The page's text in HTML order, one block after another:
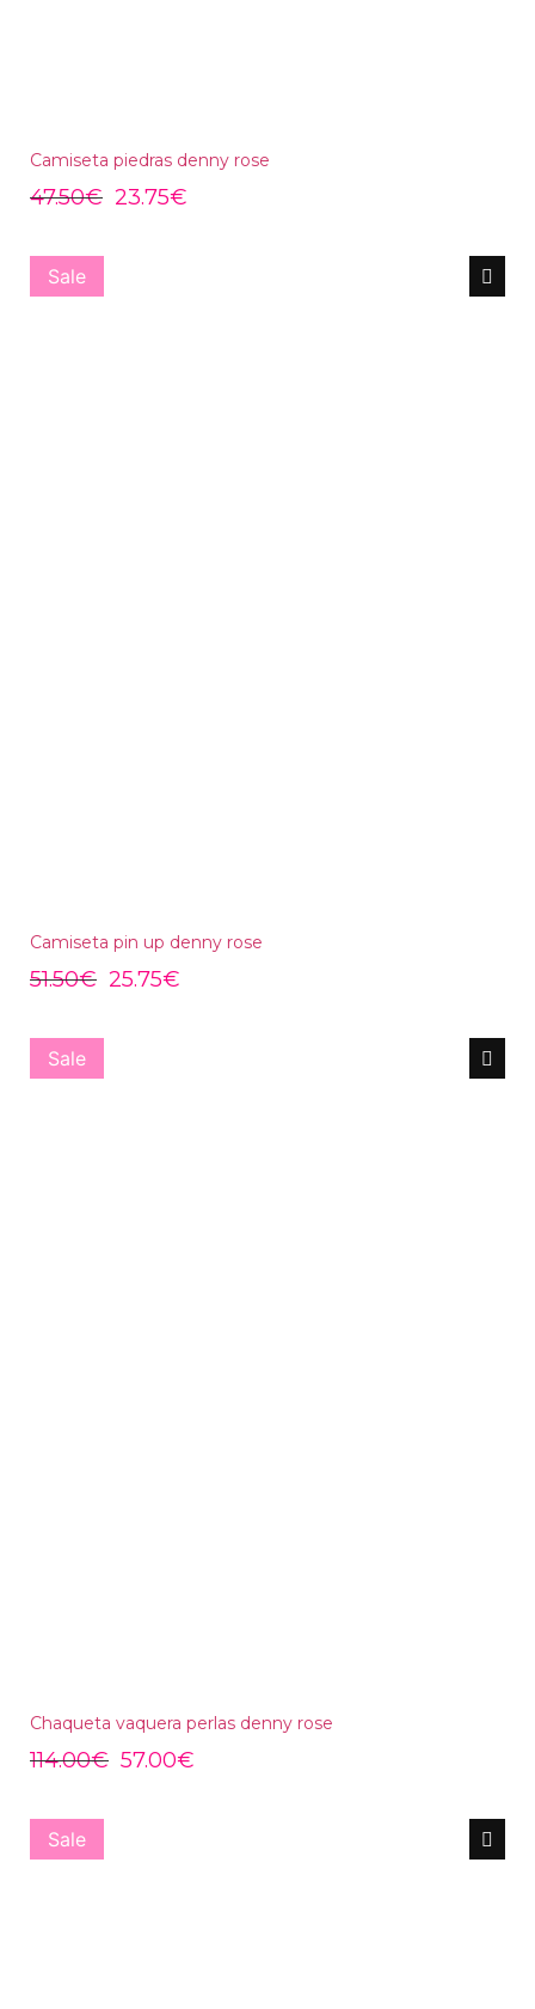
Camiseta piedras denny rose
47.50€ 23.75€
Sale
Camiseta pin up denny rose
51.50€ 25.75€
Sale
Chaqueta vaquera perlas denny rose
114.00€ 57.00€
Sale